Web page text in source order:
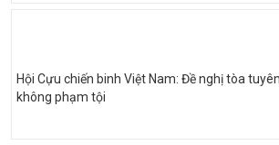
Hội Cựu chiến binh Việt Nam: Đề nghị tòa
không phạm tội